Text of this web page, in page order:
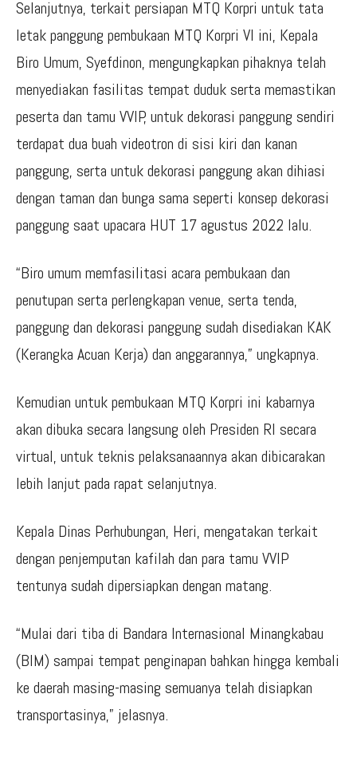
Selanjutnya, terkait persiapan MTQ Korpri untuk tata
letak panggung pembukaan MTQ Korpri VI ini, Kepala
Biro Umum, Syefdinon, mengungkapkan pihaknya telah
menyediakan fasilitas tempat duduk serta memastikan
peserta dan tamu VVIP, untuk dekorasi panggung sendiri
terdapat dua buah videotron di sisi kiri dan kanan
panggung, serta untuk dekorasi panggung akan dihiasi
dengan taman dan bunga sama seperti konsep dekorasi
panggung saat upacara HUT 17 agustus 2022 lalu.
“Biro umum memfasilitasi acara pembukaan dan
penutupan serta perlengkapan venue, serta tenda,
panggung dan dekorasi panggung sudah disediakan KAK
(Kerangka Acuan Kerja) dan anggarannya,” ungkapnya.
Kemudian untuk pembukaan MTQ Korpri ini kabarnya
akan dibuka secara langsung oleh Presiden RI secara
virtual, untuk teknis pelaksanaannya akan dibicarakan
lebih lanjut pada rapat selanjutnya.
Kepala Dinas Perhubungan, Heri, mengatakan terkait
dengan penjemputan kafilah dan para tamu VVIP
tentunya sudah dipersiapkan dengan matang.
“Mulai dari tiba di Bandara Internasional Minangkabau
(BIM) sampai tempat penginapan bahkan hingga kembali
ke daerah masing-masing semuanya telah disiapkan
transportasinya,” jelasnya.